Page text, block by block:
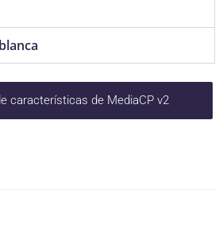
características de MediaCP v2